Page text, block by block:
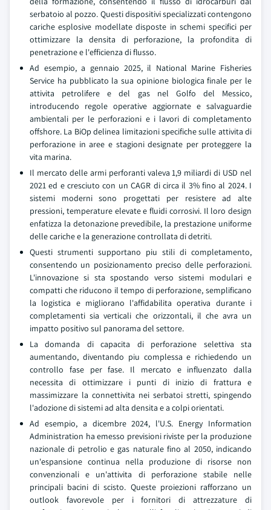
serbatoio al pozzo. Questi dispositivi specializzati contengono
cariche esplosive modellate disposte in schemi specifici per
ottimizzare la densita di perforazione, la profondita di
penetrazione e l'efficienza di flusso.
Ad esempio, a gennaio 2025, il National Marine Fisheries
Service ha pubblicato la sua opinione biologica finale per le
attivita petrolifere e del gas nel Golfo del Messico,
introducendo regole operative aggiornate e salvaguardie
ambientali per le perforazioni e i lavori di completamento
offshore. La BiOp delinea limitazioni specifiche sulle attivita di
perforazione in aree e stagioni designate per proteggere la
vita marina.
Il mercato delle armi perforanti valeva 1,9 miliardi di USD nel
2021 ed e cresciuto con un CAGR di circa il 3% fino al 2024. I
sistemi moderni sono progettati per resistere ad alte
pressioni, temperature elevate e fluidi corrosivi. Il loro design
enfatizza la detonazione prevedibile, la prestazione uniforme
delle cariche e la generazione controllata di detriti.
Questi strumenti supportano piu stili di completamento,
consentendo un posizionamento preciso delle perforazioni.
L'innovazione si sta spostando verso sistemi modulari e
compatti che riducono il tempo di perforazione, semplificano
la logistica e migliorano l'affidabilita operativa durante i
completamenti sia verticali che orizzontali, il che avra un
impatto positivo sul panorama del settore.
La domanda di capacita di perforazione selettiva sta
aumentando, diventando piu complessa e richiedendo un
controllo fase per fase. Il mercato e influenzato dalla
necessita di ottimizzare i punti di inizio di frattura e
massimizzare la connettivita nei serbatoi stretti, spingendo
l'adozione di sistemi ad alta densita e a colpi orientati.
Ad esempio, a dicembre 2024, l'U.S. Energy Information
Administration ha emesso previsioni riviste per la produzione
nazionale di petrolio e gas naturale fino al 2050, indicando
un'espansione continua nella produzione di risorse non
convenzionali e un'attivita di perforazione stabile nelle
principali bacini di scisto. Queste proiezioni rafforzano un
outlook favorevole per i fornitori di attrezzature di